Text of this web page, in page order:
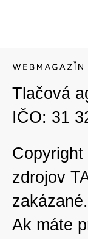
Tlačová
IČO: 31
zdrojov
zakázané.
Ak máte